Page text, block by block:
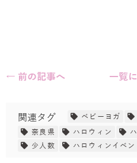
← 前の記事へ 一覧
関連タグ ベビーヨガ
奈良県
ハロウィン
少人数
ハロウィンイベン